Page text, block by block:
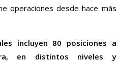
operaciones desde hace más
incluyen 80 posiciones a
en distintos niveles y